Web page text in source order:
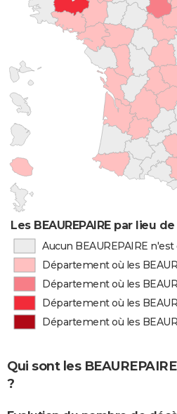
Les BEAUREPAIRE par lieu
Aucun BEAUREPAIRE
Département où les
Département où les
Département où les
Département où les
Qui sont les
?